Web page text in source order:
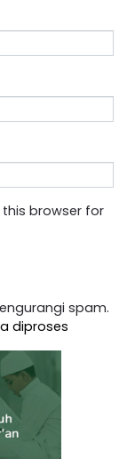
browser for
spam.
diproses